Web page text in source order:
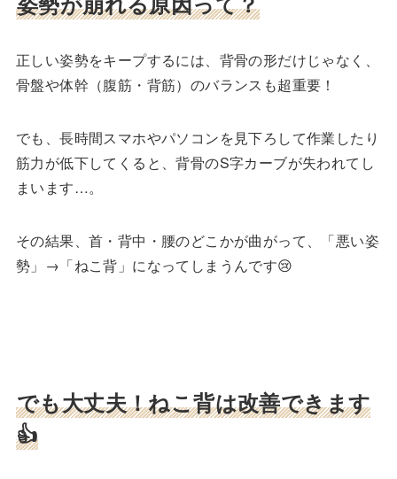
正しい姿勢をキープするには、背骨の形だけじゃなく、
骨盤や体幹（腹筋・背筋）のバランスも超重要！
でも、長時間スマホやパソコンを見下ろして作業したり
筋力が低下してくると、背骨のS字カーブが失われてし
まいます…。
その結果、首・背中・腰のどこかが曲がって、「悪い姿
勢」→「ねこ背」になってしまうんです😢
でも大丈夫！ねこ背は改善できます
👍